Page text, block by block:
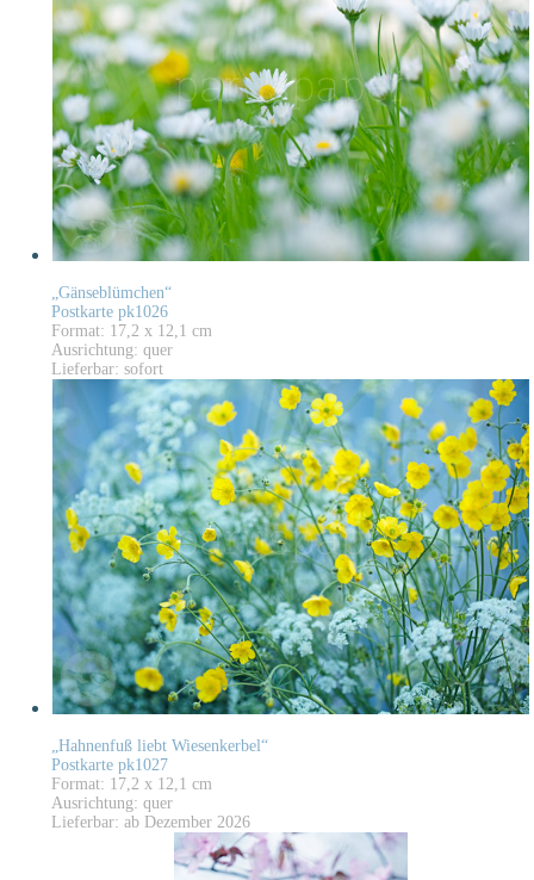
„Gänseblümchen“
Postkarte pk1026
Format: 17,2 x 12,1 cm
Ausrichtung: quer
Lieferbar: sofort
„Hahnenfuß liebt Wiesenkerbel“
Postkarte pk1027
Format: 17,2 x 12,1 cm
Ausrichtung: quer
Lieferbar: ab Dezember 2026